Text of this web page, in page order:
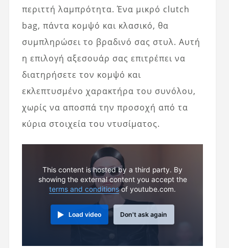
περιττή λαμπρότητα. Ένα μικρό clutch
bag, πάντα κομψό και κλασικό, θα
συμπληρώσει το βραδινό σας στυλ. Αυτή
η επιλογή αξεσουάρ σας επιτρέπει να
διατηρήσετε τον κομψό και
εκλεπτυσμένο χαρακτήρα του συνόλου,
χωρίς να αποσπά την προσοχή από τα
κύρια στοιχεία του ντυσίματος.
This content is hosted by a third party. By
showing the external content you accept the
terms and conditionsof youtube.com.
Load video Don't ask again